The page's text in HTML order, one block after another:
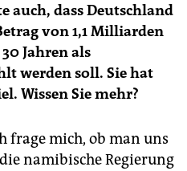
auch, dass Deutschland
von 1,1 Milliarden
Jahren als
werden soll. Sie hat
Wissen Sie mehr?
frage mich, ob man uns
namibische Regierung